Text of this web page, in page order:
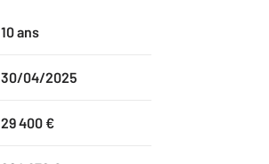
10 ans
30/04/2025
29 400 €